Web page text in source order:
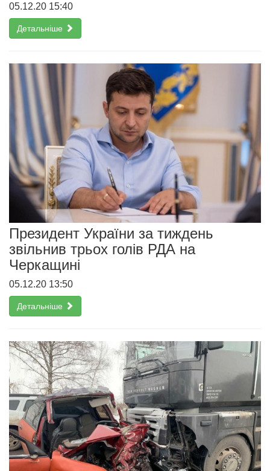
05.12.20 15:40
Детальніше
Президент України за тиждень
звільнив трьох голів РДА на
Черкащині
05.12.20 13:50
Детальніше